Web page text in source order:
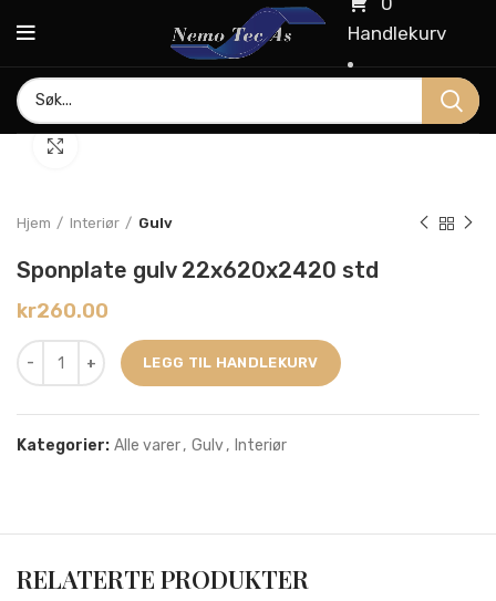
Handlekurv
Hjem Interiør Gulv
Sponplate gulv 22x620x2420 std
kr260.00
LEGG TIL HANDLEKURV
Kategorier: Alle varer, Gulv, Interiør
RELATERTE PRODUKTER